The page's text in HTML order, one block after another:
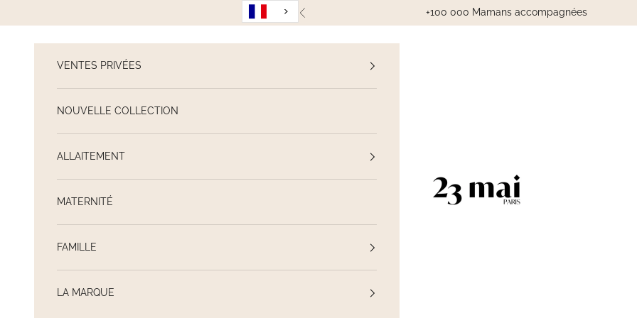
Précédent +100 000 Mamans accompagnées
23 Mai Paris
VENTES PRIVÉES
NOUVELLE COLLECTION
ALLAITEMENT
MATERNITÉ
FAMILLE
LA MARQUE